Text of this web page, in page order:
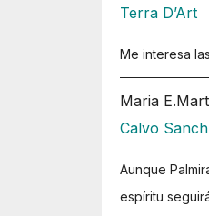
Terra D’Art
Me interesa
Maria
Calvo
Aunque
espíritu